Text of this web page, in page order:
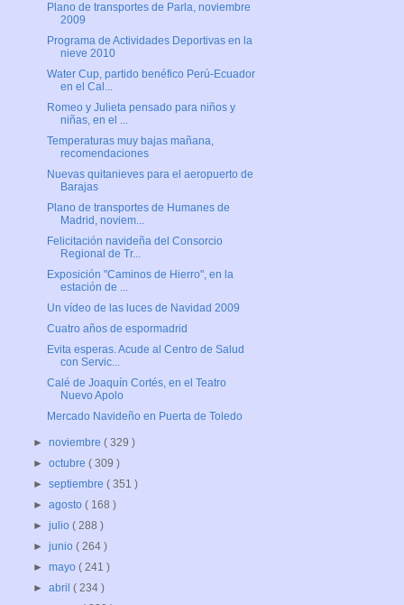
Plano de transportes de Parla, noviembre
2009
Programa de Actividades Deportivas en la
nieve 2010
Water Cup, partido benéfico Perú-Ecuador
en el Cal...
Romeo y Julieta pensado para niños y
niñas, en el ...
Temperaturas muy bajas mañana,
recomendaciones
Nuevas quitanieves para el aeropuerto de
Barajas
Plano de transportes de Humanes de
Madrid, noviem...
Felicitación navideña del Consorcio
Regional de Tr...
Exposición "Caminos de Hierro", en la
estación de ...
Un vídeo de las luces de Navidad 2009
Cuatro años de espormadrid
Evita esperas. Acude al Centro de Salud
con Servic...
Calé de Joaquín Cortés, en el Teatro
Nuevo Apolo
Mercado Navideño en Puerta de Toledo
►noviembre( 329 )
►octubre( 309 )
►septiembre( 351 )
►agosto( 168 )
►julio( 288 )
►junio( 264 )
►mayo( 241 )
►abril( 234 )